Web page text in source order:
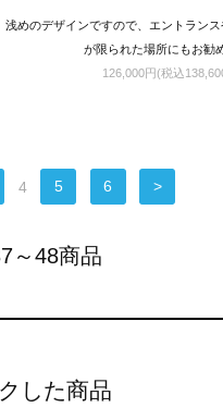
浅めのデザインですので、エントラン
が限られた場所にもお勧
126,000円(税込
4 5 6 >
～48商品
した商品